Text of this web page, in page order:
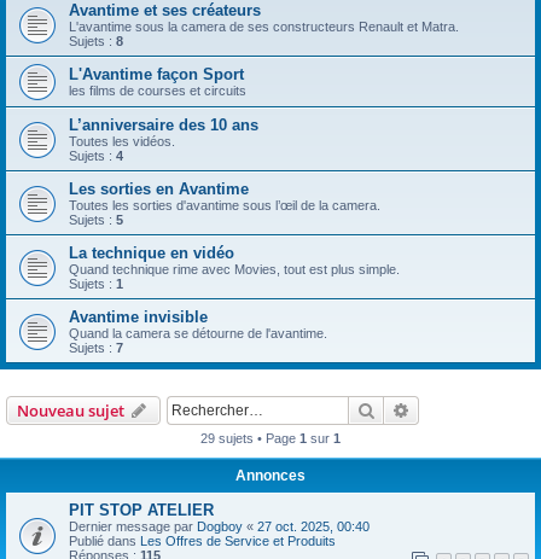
e
Avantime et ses créateurs
L'avantime sous la camera de ses constructeurs Renault et Matra.
Sujets : 8
L'Avantime façon Sport
les films de courses et circuits
L’anniversaire des 10 ans
Toutes les vidéos.
Sujets : 4
Les sorties en Avantime
Toutes les sorties d'avantime sous l’œil de la camera.
Sujets : 5
La technique en vidéo
Quand technique rime avec Movies, tout est plus simple.
Sujets : 1
Avantime invisible
Quand la camera se détourne de l'avantime.
Sujets : 7
Nouveau sujet Rechercher
29 sujets • Page 1 sur 1
Annonces
PIT STOP ATELIER
Dernier message par Dogboy « 27 oct. 2025, 00:40
Publié dans Les Offres de Service et Produits
Réponses : 115